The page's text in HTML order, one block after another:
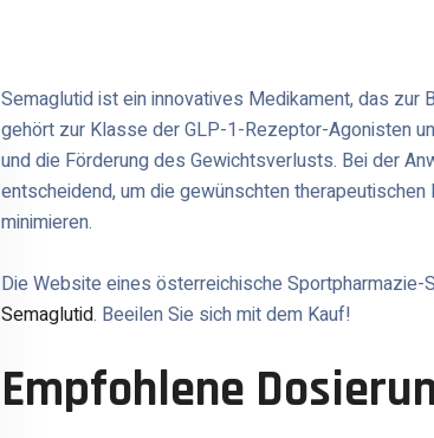
Semaglutid ist ein innovatives Medikament, das
gehört zur Klasse der GLP-1-Rezeptor-Agonisten
und die Förderung des Gewichtsverlusts. Bei der
entscheidend, um die gewünschten
minimieren.
Die Website eines österreichische
Semaglutid. Beeilen Sie sich mit dem Kauf!
Empfohlene